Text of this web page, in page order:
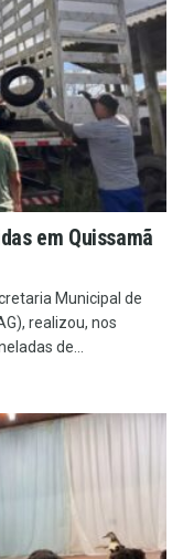
em Quissamã
Municipal de
realizou, nos
de...